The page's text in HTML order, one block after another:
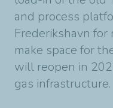
and process
Frederikshavn
make space for
will reopen in
gas infrastructure.